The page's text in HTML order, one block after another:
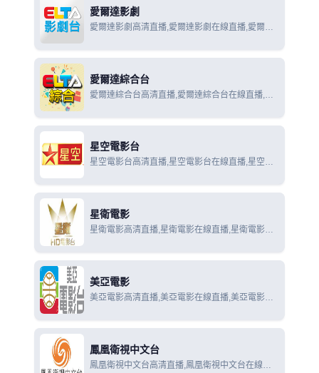
愛爾達影劇
愛爾達影劇高清直播,愛爾達影劇在線直播,愛爾達
愛爾達綜合台
愛爾達綜合台高清直播,愛爾達綜合台在線直播,愛
星空電影台
星空電影台高清直播,星空電影台在線直播,星空電
星衛電影
星衛電影高清直播,星衛電影在線直播,星衛電影在
美亞電影
美亞電影高清直播,美亞電影在線直播,美亞電影在
鳳凰衛視中文台
鳳凰衛視中文台高清直播,鳳凰衛視中文台在線直